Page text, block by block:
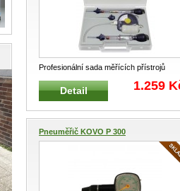
Profesionální sada měřících přístrojů
GEFO GEFO BT2000 Sada přís ...
Detail 1.259
Pneuměřič KOVO P 300